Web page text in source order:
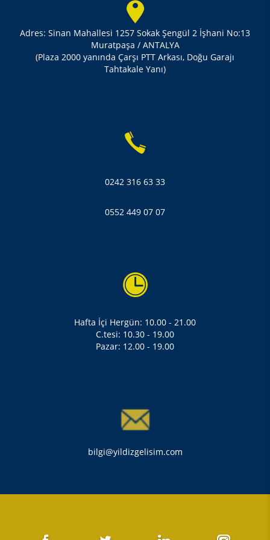
Adres: Sinan Mahallesi 1257 Sokak Şengül 2 İşhani No:13
Muratpaşa / ANTALYA
(Plaza 2000 yanında Çarşı PTT Arkası, Doğu Garajı
Tahtakale Yanı)
0242 316 63 33
0552 449 07 07
Hafta İçi Hergün: 10.00 - 21.00
C.tesi: 10.30 - 19.00
Pazar: 12.00 - 19.00
bilgi@yildizgelisim.com